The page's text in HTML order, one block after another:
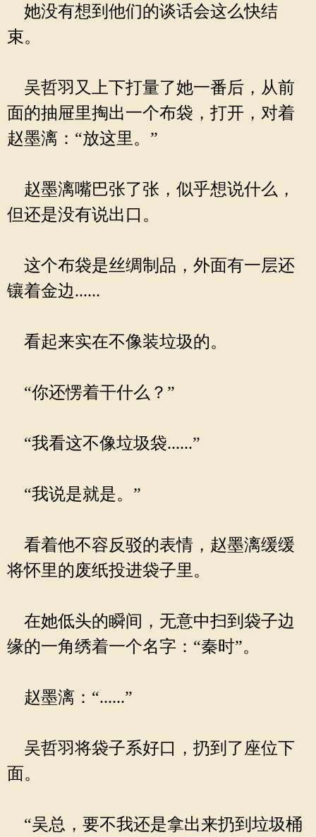
她没有想到他们的谈话会这么快结
束。
吴哲羽又上下打量了她一番后，从前
面的抽屉里掏出一个布袋，打开，对着
赵墨漓：“放这里。”
赵墨漓嘴巴张了张，似乎想说什么，
但还是没有说出口。
这个布袋是丝绸制品，外面有一层还
镶着金边......
看起来实在不像装垃圾的。
“你还愣着干什么？”
“我看这不像垃圾袋......”
“我说是就是。”
看着他不容反驳的表情，赵墨漓缓缓
将怀里的废纸投进袋子里。
在她低头的瞬间，无意中扫到袋子边
缘的一角绣着一个名字：“秦时”。
赵墨漓：“......”
吴哲羽将袋子系好口，扔到了座位下
面。
“吴总，要不我还是拿出来扔到垃圾桶